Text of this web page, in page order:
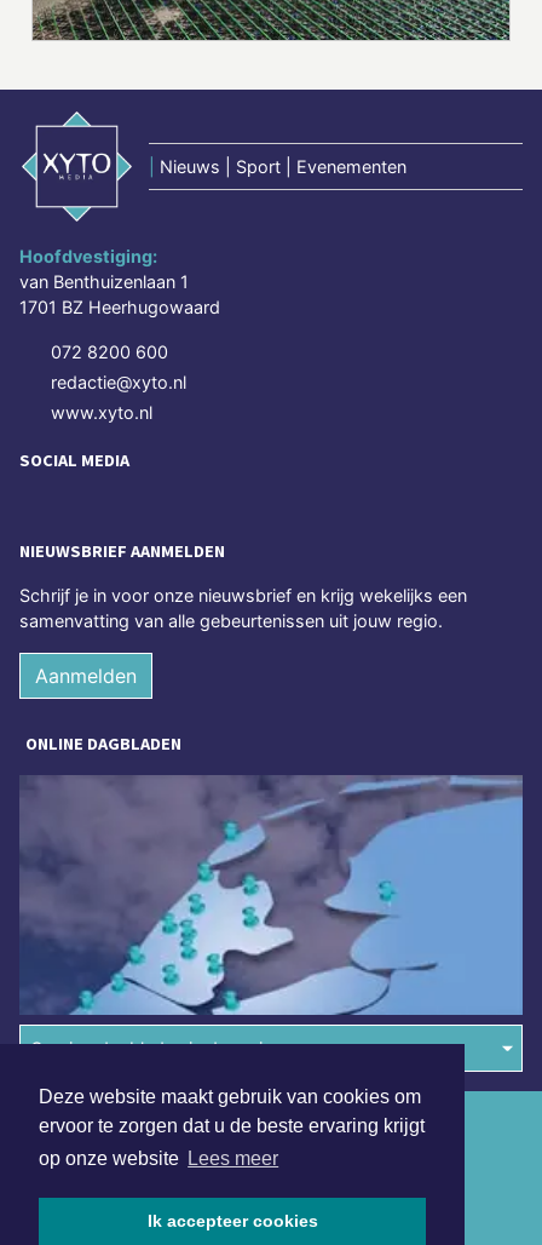
Deze website maakt gebruik van cookies om
ervoor te zorgen dat u de beste ervaring krijgt
op onze website Lees meer
Ik accepteer cookies
Nieuws | Sport | Evenementen
Hoofdvestiging:
van Benthuizenlaan 1
1701 BZ Heerhugowaard
072 8200 600
redactie@xyto.nl
www.xyto.nl
SOCIAL MEDIA
NIEUWSBRIEF AANMELDEN
Schrijf je in voor onze nieuwsbrief en krijg wekelijks een
samenvatting van alle gebeurtenissen uit jouw regio.
Aanmelden
ONLINE DAGBLADEN
Overige dagbladen in de regio
Algemene voorwaarden
Disclaimer